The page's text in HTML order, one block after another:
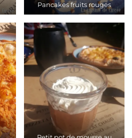
Pancakes fruits rouges